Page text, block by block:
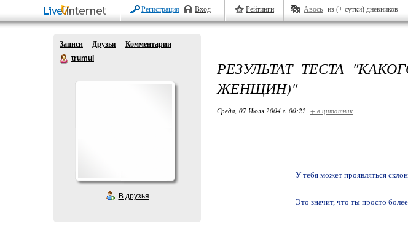
Регистрация Вход Рейтинги Авось из (+ сутки) дневников
Записи Друзья
Комментарии
trumul
В друзья
РЕЗУЛЬТАТ ТЕСТА
ЖЕНЩИН)"
Среда, 07 Июля 2004 г. 00:22 + в цитатник
У тебя может проявляться
Это значит, что ты просто